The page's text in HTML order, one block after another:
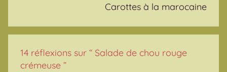
Carottes à la marocaine
14 réflexions sur “ Salade de chou rouge
crémeuse ”